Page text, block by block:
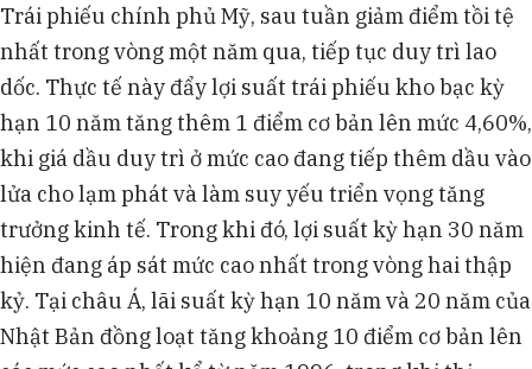
Trái phiếu chính phủ Mỹ, sau tuần giảm điểm tồi tệ
nhất trong vòng một năm qua, tiếp tục duy trì lao
dốc. Thực tế này đẩy lợi suất trái phiếu kho bạc kỳ
hạn 10 năm tăng thêm 1 điểm cơ bản lên mức 4,60%,
khi giá dầu duy trì ở mức cao đang tiếp thêm dầu vào
lửa cho lạm phát và làm suy yếu triển vọng tăng
trưởng kinh tế. Trong khi đó, lợi suất kỳ hạn 30 năm
hiện đang áp sát mức cao nhất trong vòng hai thập
kỷ. Tại châu Á, lãi suất kỳ hạn 10 năm và 20 năm của
Nhật Bản đồng loạt tăng khoảng 10 điểm cơ bản lên